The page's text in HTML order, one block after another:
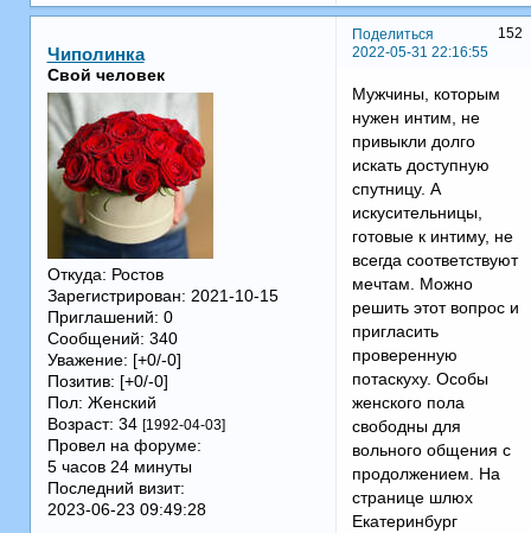
Поделиться
152
2022-05-31 22:16:55
Чиполинка
Свой человек
Откуда: Ростов
Зарегистрирован: 2021-10-15
Приглашений: 0
Сообщений: 340
Уважение: [+0/-0]
Позитив: [+0/-0]
Пол: Женский
Возраст: 34 [1992-04-03]
Провел на форуме:
5 часов 24 минуты
Последний визит:
2023-06-23 09:49:28
Мужчины, которым
нужен интим, не
привыкли долго
искать доступную
спутницу. А
искусительницы,
готовые к интиму, не
всегда соответствуют
мечтам. Можно
решить этот вопрос и
пригласить
проверенную
потаскуху. Особы
женского пола
свободны для
вольного общения с
продолжением. На
странице шлюх
Екатеринбург